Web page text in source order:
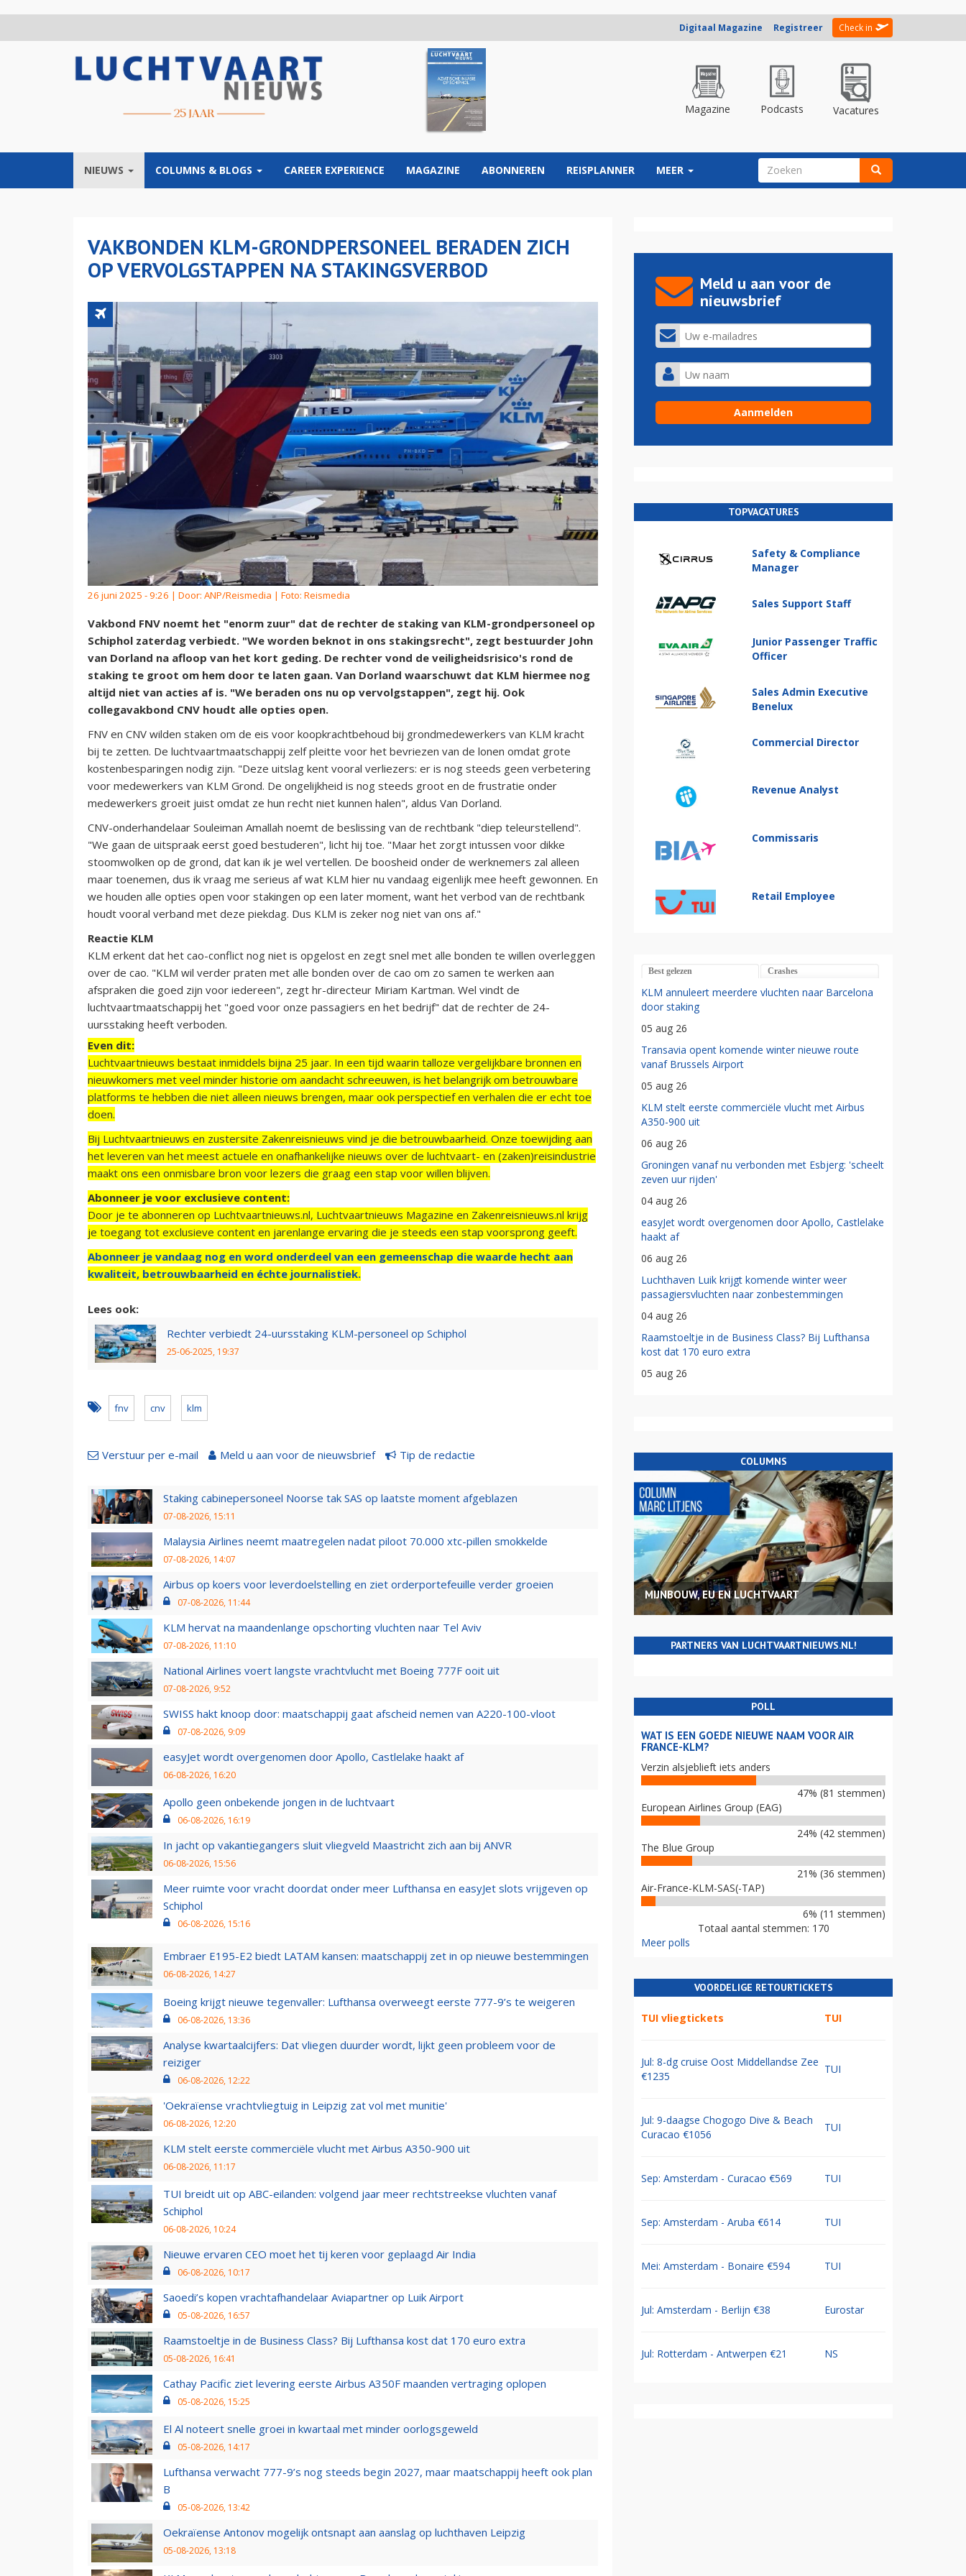
Digitaal Magazine Registreer Check in
Magazine Podcasts Vacatures
NIEUWS COLUMNS & BLOGS CAREER EXPERIENCE MAGAZINE ABONNEREN REISPLANNER MEER ZOEKVELD
VAKBONDEN KLM-GRONDPERSONEEL BERADEN ZICH
OP VERVOLGSTAPPEN NA STAKINGSVERBOD
26 juni 2025 - 9:26 | Door: ANP/Reismedia | Foto: Reismedia
Vakbond FNV noemt het "enorm zuur" dat de rechter de staking van KLM-grondpersoneel op
Schiphol zaterdag verbiedt. "We worden beknot in ons stakingsrecht", zegt bestuurder John
van Dorland na afloop van het kort geding. De rechter vond de veiligheidsrisico's rond de
staking te groot om hem door te laten gaan. Van Dorland waarschuwt dat KLM hiermee nog
altijd niet van acties af is. "We beraden ons nu op vervolgstappen", zegt hij. Ook
collegavakbond CNV houdt alle opties open.
FNV en CNV wilden staken om de eis voor koopkrachtbehoud bij grondmedewerkers van KLM kracht
bij te zetten. De luchtvaartmaatschappij zelf pleitte voor het bevriezen van de lonen omdat grote
kostenbesparingen nodig zijn. "Deze uitslag kent vooral verliezers: er is nog steeds geen verbetering
voor medewerkers van KLM Grond. De ongelijkheid is nog steeds groot en de frustratie onder
medewerkers groeit juist omdat ze hun recht niet kunnen halen", aldus Van Dorland.
CNV-onderhandelaar Souleiman Amallah noemt de beslissing van de rechtbank "diep teleurstellend".
"We gaan de uitspraak eerst goed bestuderen", licht hij toe. "Maar het zorgt intussen voor dikke
stoomwolken op de grond, dat kan ik je wel vertellen. De boosheid onder de werknemers zal alleen
maar toenemen, dus ik vraag me serieus af wat KLM hier nu vandaag eigenlijk mee heeft gewonnen. En
we houden alle opties open voor stakingen op een later moment, want het verbod van de rechtbank
houdt vooral verband met deze piekdag. Dus KLM is zeker nog niet van ons af."
Reactie KLM
KLM erkent dat het cao-conflict nog niet is opgelost en zegt snel met alle bonden te willen overleggen
over de cao. "KLM wil verder praten met alle bonden over de cao om zo samen te werken aan
afspraken die goed zijn voor iedereen", zegt hr-directeur Miriam Kartman. Wel vindt de
luchtvaartmaatschappij het "goed voor onze passagiers en het bedrijf" dat de rechter de 24-
uursstaking heeft verboden.
Even dit:
Luchtvaartnieuws bestaat inmiddels bijna 25 jaar. In een tijd waarin talloze vergelijkbare bronnen en
nieuwkomers met veel minder historie om aandacht schreeuwen, is het belangrijk om betrouwbare
platforms te hebben die niet alleen nieuws brengen, maar ook perspectief en verhalen die er echt toe
doen.
Bij Luchtvaartnieuws en zustersite Zakenreisnieuws vind je die betrouwbaarheid. Onze toewijding aan
het leveren van het meest actuele en onafhankelijke nieuws over de luchtvaart- en (zaken)reisindustrie
maakt ons een onmisbare bron voor lezers die graag een stap voor willen blijven.
Abonneer je voor exclusieve content:
Door je te abonneren op Luchtvaartnieuws.nl, Luchtvaartnieuws Magazine en Zakenreisnieuws.nl krijg
je toegang tot exclusieve content en jarenlange ervaring die je steeds een stap voorsprong geeft.
Abonneer je vandaag nog en word onderdeel van een gemeenschap die waarde hecht aan
kwaliteit, betrouwbaarheid en échte journalistiek.
Lees ook:
Rechter verbiedt 24-uursstaking KLM-personeel op Schiphol
25-06-2025, 19:37
fnv cnv klm
Verstuur per e-mail Meld u aan voor de nieuwsbrief Tip de redactie
Staking cabinepersoneel Noorse tak SAS op laatste moment afgeblazen
07-08-2026, 15:11
Malaysia Airlines neemt maatregelen nadat piloot 70.000 xtc-pillen smokkelde
07-08-2026, 14:07
Airbus op koers voor leverdoelstelling en ziet orderportefeuille verder groeien
07-08-2026, 11:44
KLM hervat na maandenlange opschorting vluchten naar Tel Aviv
07-08-2026, 11:10
National Airlines voert langste vrachtvlucht met Boeing 777F ooit uit
07-08-2026, 9:52
SWISS hakt knoop door: maatschappij gaat afscheid nemen van A220-100-vloot
07-08-2026, 9:09
easyJet wordt overgenomen door Apollo, Castlelake haakt af
06-08-2026, 16:20
Apollo geen onbekende jongen in de luchtvaart
06-08-2026, 16:19
In jacht op vakantiegangers sluit vliegveld Maastricht zich aan bij ANVR
06-08-2026, 15:56
Meer ruimte voor vracht doordat onder meer Lufthansa en easyJet slots vrijgeven op
Schiphol
06-08-2026, 15:16
Embraer E195-E2 biedt LATAM kansen: maatschappij zet in op nieuwe bestemmingen
06-08-2026, 14:27
Boeing krijgt nieuwe tegenvaller: Lufthansa overweegt eerste 777-9’s te weigeren
06-08-2026, 13:36
Analyse kwartaalcijfers: Dat vliegen duurder wordt, lijkt geen probleem voor de
reiziger
06-08-2026, 12:22
'Oekraïense vrachtvliegtuig in Leipzig zat vol met munitie'
06-08-2026, 12:20
KLM stelt eerste commerciële vlucht met Airbus A350-900 uit
06-08-2026, 11:17
TUI breidt uit op ABC-eilanden: volgend jaar meer rechtstreekse vluchten vanaf
Schiphol
06-08-2026, 10:24
Nieuwe ervaren CEO moet het tij keren voor geplaagd Air India
06-08-2026, 10:17
Saoedi’s kopen vrachtafhandelaar Aviapartner op Luik Airport
05-08-2026, 16:57
Raamstoeltje in de Business Class? Bij Lufthansa kost dat 170 euro extra
05-08-2026, 16:41
Cathay Pacific ziet levering eerste Airbus A350F maanden vertraging oplopen
05-08-2026, 15:25
El Al noteert snelle groei in kwartaal met minder oorlogsgeweld
05-08-2026, 14:17
Lufthansa verwacht 777-9’s nog steeds begin 2027, maar maatschappij heeft ook plan
B
05-08-2026, 13:42
Oekraïense Antonov mogelijk ontsnapt aan aanslag op luchthaven Leipzig
05-08-2026, 13:18
Meld u aan voor de
nieuwsbrief
TOPVACATURES
Safety & Compliance
Manager
Sales Support Staff
Junior Passenger Traffic
Officer
Sales Admin Executive
Benelux
Commercial Director
Revenue Analyst
Commissaris
Retail Employee
Best gelezen Crashes
KLM annuleert meerdere vluchten naar Barcelona
door staking
05 aug 26
Transavia opent komende winter nieuwe route
vanaf Brussels Airport
05 aug 26
KLM stelt eerste commerciële vlucht met Airbus
A350-900 uit
06 aug 26
Groningen vanaf nu verbonden met Esbjerg: 'scheelt
zeven uur rijden'
04 aug 26
easyJet wordt overgenomen door Apollo, Castlelake
haakt af
06 aug 26
Luchthaven Luik krijgt komende winter weer
passagiersvluchten naar zonbestemmingen
04 aug 26
Raamstoeltje in de Business Class? Bij Lufthansa
kost dat 170 euro extra
05 aug 26
COLUMNS
MIJNBOUW, EU EN LUCHTVAART
PARTNERS VAN LUCHTVAARTNIEUWS.NL!
POLL
WAT IS EEN GOEDE NIEUWE NAAM VOOR AIR
FRANCE-KLM?
Verzin alsjeblieft iets anders
47% (81 stemmen)
European Airlines Group (EAG)
24% (42 stemmen)
The Blue Group
21% (36 stemmen)
Air-France-KLM-SAS(-TAP)
6% (11 stemmen)
Totaal aantal stemmen: 170
Meer polls
VOORDELIGE RETOURTICKETS
TUI vliegtickets TUI
Jul: 8-dg cruise Oost Middellandse Zee
€1235
TUI
Jul: 9-daagse Chogogo Dive & Beach
Curacao €1056
TUI
Sep: Amsterdam - Curacao €569 TUI
Sep: Amsterdam - Aruba €614 TUI
Mei: Amsterdam - Bonaire €594 TUI
Jul: Amsterdam - Berlijn €38 Eurostar
Jul: Rotterdam - Antwerpen €21 NS